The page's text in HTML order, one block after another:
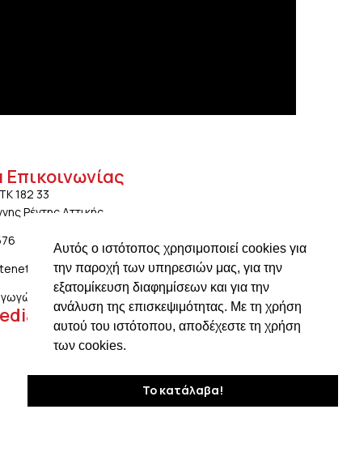
Αυτός ο ιστότοπος χρησιμοποιεί cookies για
την παροχή των υπηρεσιών μας, για την
εξατομίκευση διαφημίσεων και για την
ανάλυση της επισκεψιμότητας. Με τη χρήση
αυτού του ιστότοπου, αποδέχεστε τη χρήση
των cookies.
Το κατάλαβα!
Επικοινωνίας
182 33
Ρέντης Αττικής
ngiotis.ike@gmail.com